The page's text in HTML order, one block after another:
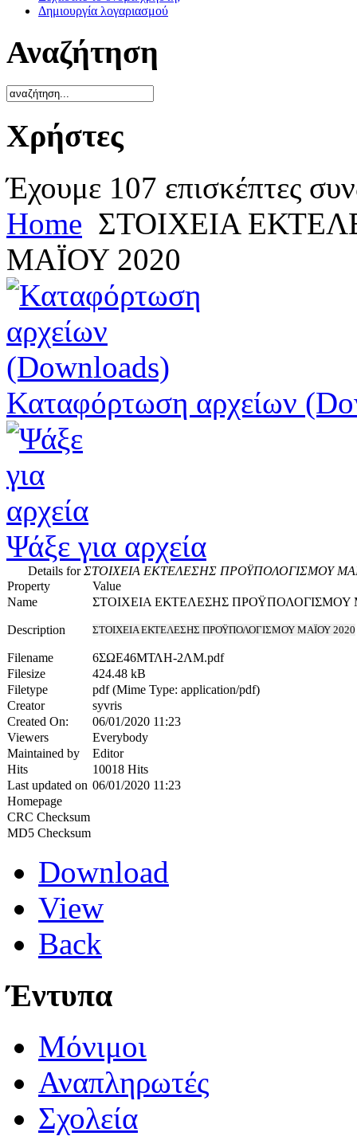
Δημιουργία λογαριασμού
Αναζήτηση
Χρήστες
Έχουμε 107 επισκέπτες
Home ΣΤΟΙΧΕΙΑ
ΜΑΪΟΥ 2020
Καταφόρτωση αρχείων
Ψάξε για αρχεία
Details forΣΤΟΙΧΕΙΑ ΕΚΤΕΛΕΣΗΣ ΠΡΟΫΠΟΛΟΓΙΣΜΟΥ
Property
Value
Name
ΣΤΟΙΧΕΙΑ ΕΚΤΕΛΕΣΗΣ ΠΡΟΫΠΟΛΟΓΙΣΜΟΥ
Description ΣΤΟΙΧΕΙΑ ΕΚΤΕΛΕΣΗΣ ΠΡΟΫΠΟΛΟΓΙΣΜΟΥ ΜΑΪΟΥ 2020
Filename
6ΣΩΕ46ΜΤΛΗ-2ΛΜ.pdf
Filesize
424.48 kB
Filetype
pdf (Mime Type: application/pdf)
Creator
syvris
Created On:
06/01/2020 11:23
Viewers
Everybody
Maintained by
Editor
Hits
10018 Hits
Last updated on 06/01/2020 11:23
Homepage
CRC Checksum
MD5 Checksum
Download
View
Back
Έντυπα
Μόνιμοι
Αναπληρωτές
Σχολεία